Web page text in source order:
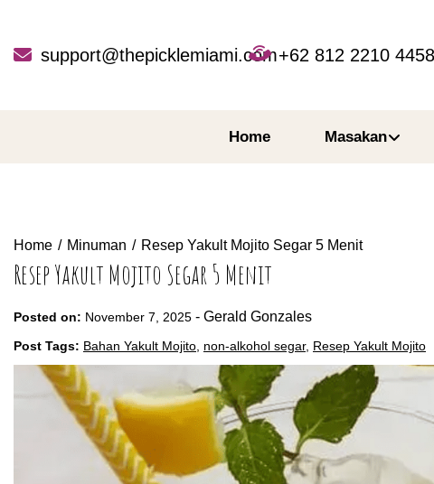
contentsupport@thepicklemiami.com+62 812 2210 4458
Home Masakan
Home Minuman Resep Yakult Mojito Segar 5 Menit
Resep Yakult Mojito Segar 5 Menit
Posted on: November 7, 2025 - Gerald Gonzales
Post Tags: Bahan Yakult Mojito, non-alkohol segar, Resep Yakult Mojito